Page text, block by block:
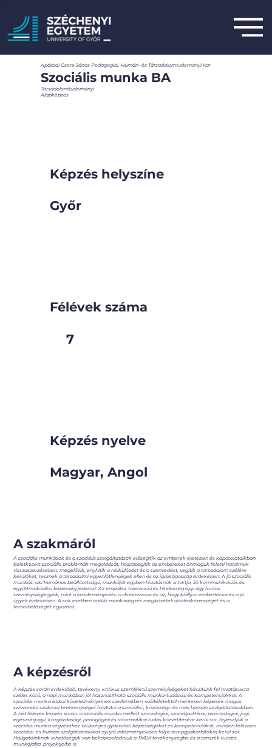
Szociális munka BA
Társadalomtudományi
Alapképzés
Apáczai Csere János Pedagógiai, Humán- és Társadalomtudományi Kar
A képzésről
A képzés során érdeklődő, tevékeny, kritikus szemléletű személyiségeket készítünk fel hivatásukra
széles körű, a napi munkában jól hasznosítható szociális munka-tudással és kompetenciákkal. A
szociális munka etikai követelményeinek szellemében, előítéletektől mentesen képesek magas
színvonalú szakmai tevékenységet folytatni a szociális-, közösségi- és más humán szolgáltatásokban.
A hét féléves képzés során: a szociális munka mellett szociológiai, szociálpolitikai, pszichológiai, jogi,
egészségügyi, közgazdasági, pedagógiai és informatikai tudás közvetítésére kerül sor, fejlesztjük a
szociális munka végzéséhez szükséges gyakorlati képességeket és kompetenciákat, minden félévben
szociális- és humán szolgáltatásokat nyújtó intézményekben folyó terepgyakorlatokra kerül sor.
Hallgatóinknak lehetőségük van bekapcsolódniuk a TMDK tevékenységbe és a tanszék kutató
munkájába, projektjeibe is
Képzés helyszíne
Győr
Félévek száma
7
Képzés nyelve
Magyar, Angol
A szakmáról
A szociális munkások és a szociális szolgáltatások elősegítik az emberek életében és kapcsolataikban
keletkezett szociális problémák megoldását, hozzásegítik az embereket önmaguk feletti hatalmuk
visszaszerzésében; megelőzik, enyhítik a nélkülözést és a szenvedést, segítik a társadalom szélére
kerülőket, tesznek a társadalmi egyenlőtlenségek ellen és az igazságosság érdekében. A jó szociális
munkás, aki humánus beállítottságú, munkáját egyben hivatásnak is tartja. Jó kommunikációs és
együttműködési képesség jellemzi. Az empátia, tolerancia és hitelesség épp úgy fontos
személyiségjegyek, mint a kezdeményezés, a dinamizmus és az, hogy kiálljon embertársai és a jó
ügyek érdekében. A sok esetben önálló munkavégzés megköveteli döntésképességet és a
terhelhetőséget egyaránt.